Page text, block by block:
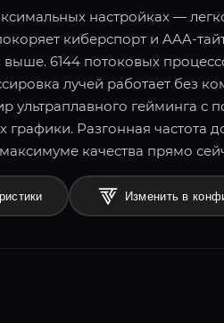
настройках —
киберспорт и AAA-
выше. 6144 потоковых
лучей работает без
ультраплавного гейминга
графики. Разгонная частота
качества прямо
Изменить в